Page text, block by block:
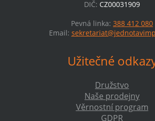
DIČ: CZ00031909
Pevná linka: 388 412 080
Email:
Užitečné
Družstvo
Naše prodejny
Věrnostní program
GDPR